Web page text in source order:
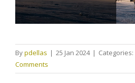
Bypdellas | 25 Jan 2024 | Categories:
Comments